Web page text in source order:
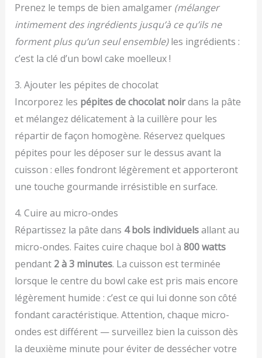
Prenez le temps de bien amalgamer (mélanger
intimement des ingrédients jusqu’à ce qu’ils ne
forment plus qu’un seul ensemble)les ingrédients :
c’est la clé d’un bowl cake moelleux !
3. Ajouter les pépites de chocolat
Incorporez les pépites de chocolat noirdans la pâte
et mélangez délicatement à la cuillère pour les
répartir de façon homogène. Réservez quelques
pépites pour les déposer sur le dessus avant la
cuisson : elles fondront légèrement et apporteront
une touche gourmande irrésistible en surface.
4. Cuire au micro-ondes
Répartissez la pâte dans 4 bols individuelsallant au
micro-ondes. Faites cuire chaque bol à 800 watts
pendant 2 à 3 minutes. La cuisson est terminée
lorsque le centre du bowl cake est pris mais encore
légèrement humide : c’est ce qui lui donne son côté
fondant caractéristique. Attention, chaque micro-
ondes est différent — surveillez bien la cuisson dès
la deuxième minute pour éviter de dessécher votre